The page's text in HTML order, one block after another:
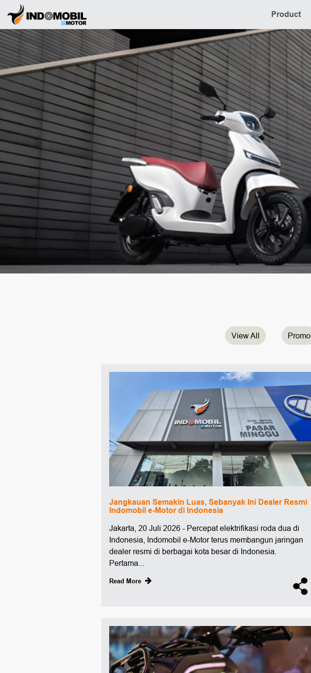
Product
View All Promo
Jangkauan Semakin Luas, Sebanyak Ini Dealer Resmi
Indomobil e-Motor di Indonesia
Jakarta, 20 Juli 2026 - Percepat elektrifikasi roda dua di
Indonesia, Indomobil e-Motor terus membangun jaringan
dealer resmi di berbagai kota besar di Indonesia.
Pertama...
Read More